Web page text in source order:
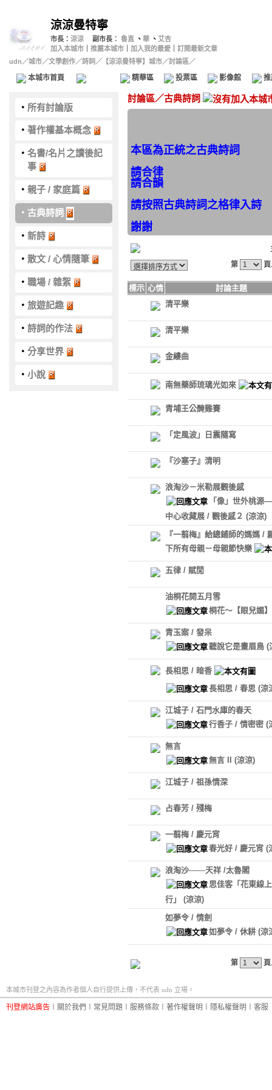
涼涼曼特寧
市長： 涼涼 副市長： 魯直 、 華 、 艾杏
加入本城市
推薦本城市 加入我的最愛
訂閱最新文章
udn ／城市／文學創作／詩詞 ／ 【涼涼曼特寧】城市／討論區／
本城市首頁 精華區 投票區 影像館
‧ 所有討論版
‧ 著作權基本概念
‧ 名書/名片之讀後記
事
‧ 親子 / 家庭篇
‧ 古典詩詞
‧ 新詩
‧ 散文 / 心情隨筆
‧ 職場 / 雜絮
‧ 旅遊記趣
‧ 詩詞的作法
‧ 分享世界
‧ 小說
討論區／古典詩詞
本區為正統之古典詩詞
請合律
請合韻
請按照古典詩詞之格律入詩
謝謝
第
標示 心情
討論主題
清平樂
清平樂
金縷曲
南無藥師琉璃光如來
青埔王公醃雞賽
「定風波」日震隨寫
『沙塞子』清明
浪淘沙－米勒展觀後感
「像」世外桃源
中心收藏展 / 觀後感２ (涼涼)
『一翦梅』給總鋪師的媽媽 /
下所有母親－母親節快樂
五律 / 賦閒
油桐花開五月雪
桐花～【眼兒媚
青玉案 / 發呆
聽說它是畫眉鳥 (
長相思 / 暗香
長相思 / 春思 (涼
江城子 / 石門水庫的春天
行香子 / 情密密 (
無言
無言 II (涼涼)
江城子 / 祖孫情深
占春芳 / 殘梅
一翦梅 / 慶元宵
春光好 / 慶元宵 (
浪淘沙───天祥 /太魯閣
思佳客「花東線
行」 (涼涼)
如夢令 / 情劍
如夢令 / 休耕 (涼
第
本城市刊登之內容為作者個人自行提供上傳，不代表 udn 立場。
刊登網站廣告 關於我們 常見問題 服務條款 著作權聲明 隱私權聲明 客服